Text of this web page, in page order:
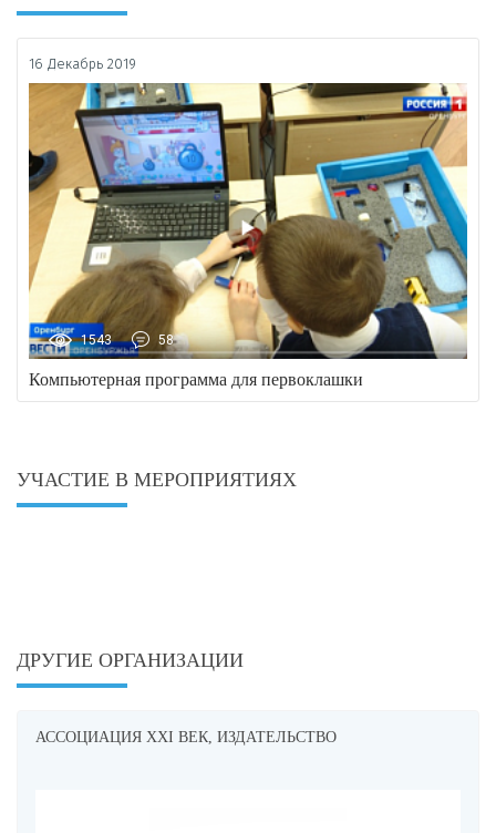
16 Декабрь 2019
1543 58
Компьютерная программа для первоклашки
УЧАСТИЕ В МЕРОПРИЯТИЯХ
ДРУГИЕ ОРГАНИЗАЦИИ
АССОЦИАЦИЯ XXI ВЕК, ИЗДАТЕЛЬСТВО